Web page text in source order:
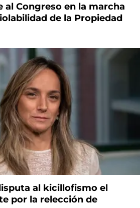
al Congreso en la marcha
de la Propiedad
al kicillofismo el
por la relección de